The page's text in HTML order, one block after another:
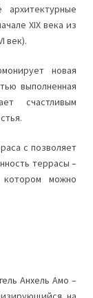
XIX века из
век).
новая
выполненная
счастливым
с позволяет
террасы –
можно
Анхель Амо –